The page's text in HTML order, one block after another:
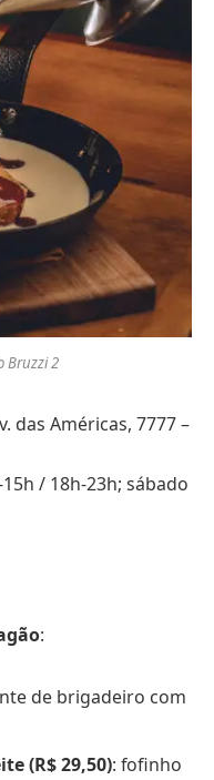
Bruzzi 2
das Américas, 7777 –
/ 18h-23h; sábado
:
de brigadeiro com
(R$ 29,50): fofinho